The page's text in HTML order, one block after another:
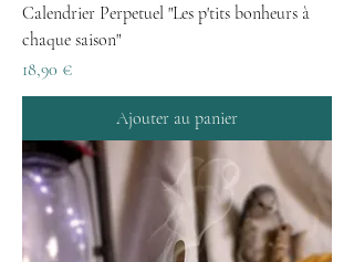
Calendrier Perpetuel "Les p'tits bonheurs à
chaque saison"
Prix
18,90 €
Ajouter au panier